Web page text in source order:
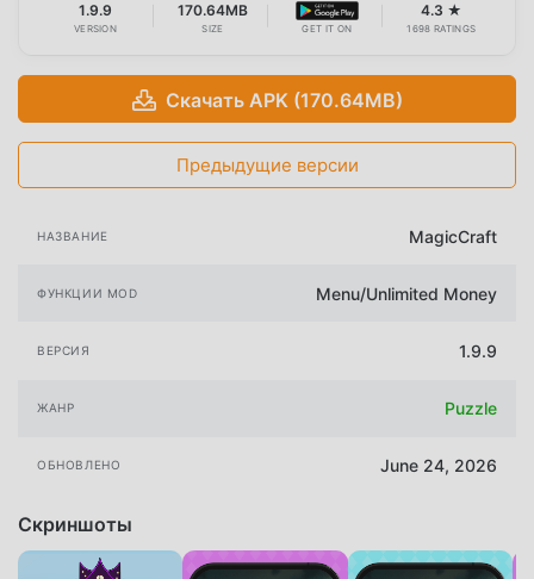
1.9.9
VERSION
170.64MB
SIZE GET IT ON
4.3 ★
1698 RATINGS
Скачать APK (170.64MB)
Предыдущие версии
НАЗВАНИЕ MagicCraft
ФУНКЦИИ MOD Menu/Unlimited Money
ВЕРСИЯ 1.9.9
ЖАНР Puzzle
ОБНОВЛЕНО June 24, 2026
Скриншоты